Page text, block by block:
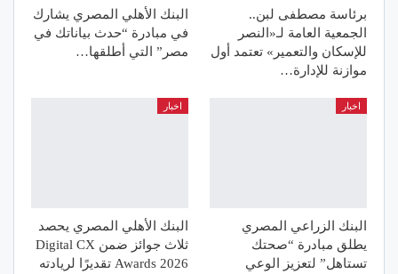
برئاسة مصطفى لبن..
الجمعية العامة لـ«النصر
للإسكان والتعمير» تعتمد أول
موازنة للإدارة…
البنك الأهلي المصري يشارك
في مبادرة “حدث بياناتك في
مصر” التي أطلقها…
اخبار
البنك الزراعي المصري
يطلق مبادرة “صحتك
تستاهل” لتعزيز الوعي
اخبار
البنك الأهلي المصري يحصد
ثلاث جوائز ضمن Digital CX
Awards 2026 تقديرًا لريادته